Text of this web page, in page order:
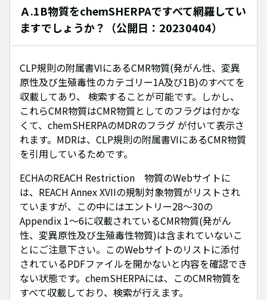
Ａ.1B物質をchemSHERPAですべて網羅してい
ますでしょうか？（公開日：20230404）
CLP規則の附属書VIにあるCMR物質(発がん性、変異
原性及び生殖毒性のカテゴリー1A及び1B)のすべてを
収載してあり、 検索することが可能です。しかし、
これらCMR物質はCMR物質としてのフラグは付かな
くて、chemSHERPAのMDRのフラグ が付いて表示さ
れます。MDRは、CLP規則の附属書VIにあるCMR物質
を引用しているためです。
ECHAのREACH Restriction 物質のWebサイトに
は、REACH Annex XVIIの規制対象物質がリストされ
ていますが、この中にはエントリー28～30の
Appendix 1～6に収載されているCMR物質(発がん
性、変異原性及び生殖毒性物質)は含まれていないこ
とにご注意下さい。このWebサイトのリストに添付
されているPDFファイルを開かないと内容を確認でき
ない状態です。chemSHERPAには、このCMR物質を
すべて収載しており、検索が行えます。